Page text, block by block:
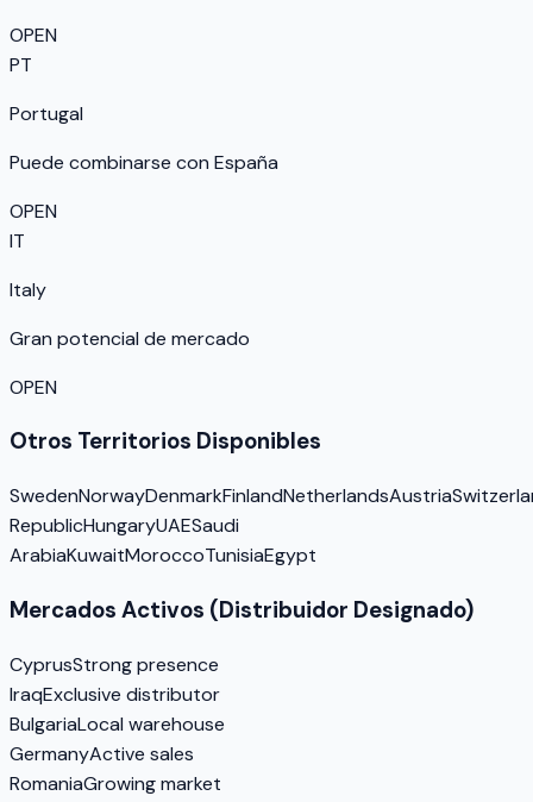
OPEN
PT
Portugal
Puede combinarse con España
OPEN
IT
Italy
Gran potencial de mercado
OPEN
Otros Territorios Disponibles
SwedenNorwayDenmarkFinlandNetherlandsAustria
RepublicHungaryUAESaudi
ArabiaKuwaitMoroccoTunisiaEgypt
Mercados Activos (Distribuidor Designado)
CyprusStrong presence
IraqExclusive distributor
BulgariaLocal warehouse
GermanyActive sales
RomaniaGrowing market